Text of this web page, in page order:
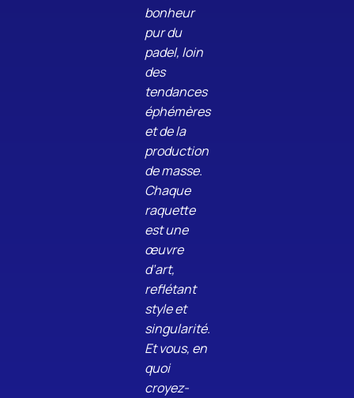
bonheur
pur du
padel, loin
des
tendances
éphémères
et de la
production
de masse.
Chaque
raquette
est une
œuvre
d’art,
reflétant
style et
singularité.
Et vous, en
quoi
croyez-